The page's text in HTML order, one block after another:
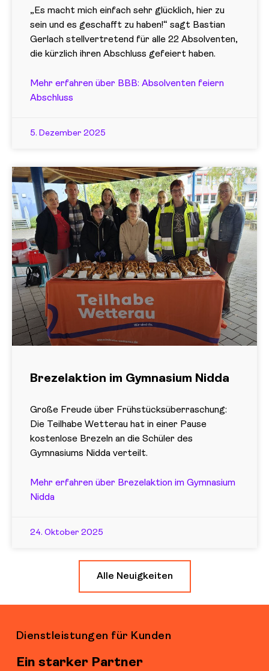
„Es macht mich einfach sehr glücklich, hier zu
sein und es geschafft zu haben!“ sagt Bastian
Gerlach stellvertretend für alle 22 Absolventen,
die kürzlich ihren Abschluss gefeiert haben.
Mehr erfahren über BBB: Absolventen feiern
Abschluss
5. Dezember 2025
Brezelaktion im Gymnasium Nidda
Große Freude über Frühstücksüberraschung:
Die Teilhabe Wetterau hat in einer Pause
kostenlose Brezeln an die Schüler des
Gymnasiums Nidda verteilt.
Mehr erfahren über Brezelaktion im Gymnasium
Nidda
24. Oktober 2025
Alle Neuigkeiten
Dienstleistungen für Kunden
Ein starker Partner